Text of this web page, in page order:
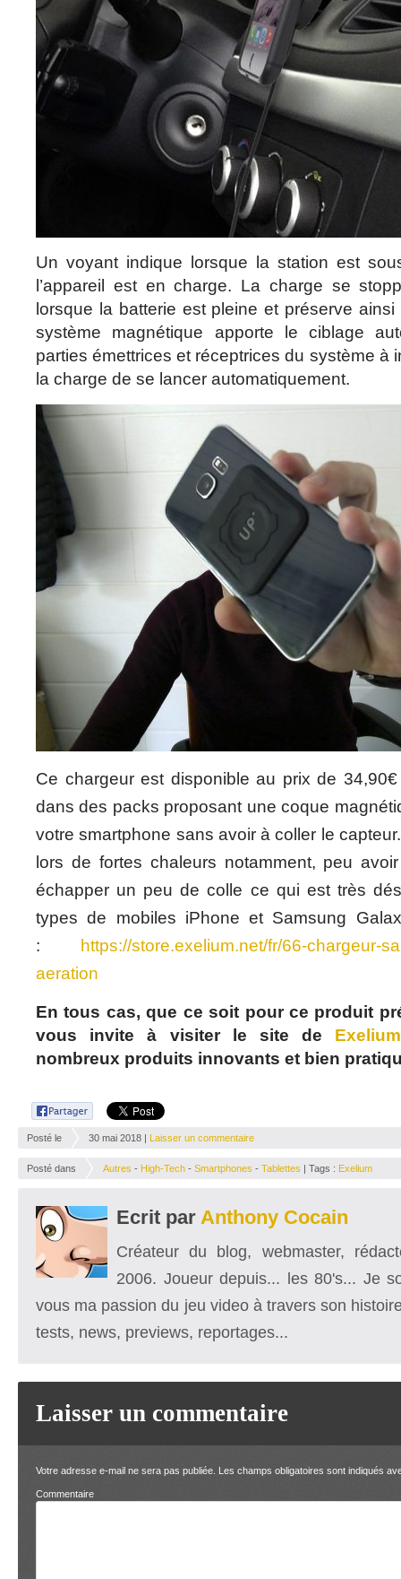
Un voyant indique lorsque la station est
l’appareil est en charge. La charge se
lorsque la batterie est pleine et préserve
système magnétique apporte le ciblage
parties émettrices et réceptrices du système à
la charge de se lancer automatiquement.
Ce chargeur est disponible au prix de
dans des packs proposant une coque
votre smartphone sans avoir à coller le
lors de fortes chaleurs notamment, peu
échapper un peu de colle ce qui est très
types de mobiles iPhone et Samsung
:
https://store.exelium.net/fr/66-chargeur-
aeration
En tous cas, que ce soit pour ce produit
vous invite à visiter le site de Exelium
nombreux produits innovants et bien
Posté le 30 mai 2018 | Laisser un commentaire
Posté dans Autres - High-Tech - Smartphones - Tablettes | Tags : Exelium
Ecrit par Anthony Cocain
Créateur du blog, webmaster,
2006. Joueur depuis... les 80's... Je
vous ma passion du jeu video à travers son
tests, news, previews, reportages...
Laisser un commentaire
Votre adresse e-mail ne sera pas publiée. Les champs obligatoires sont indiqués